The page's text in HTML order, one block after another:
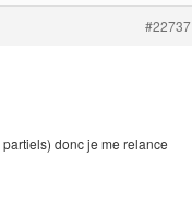
#22737
donc je me relance